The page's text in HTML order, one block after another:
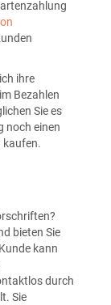
ihre
Bezahlen
Sie es
noch einen
kaufen.
bieten Sie
kann
durch
Sie